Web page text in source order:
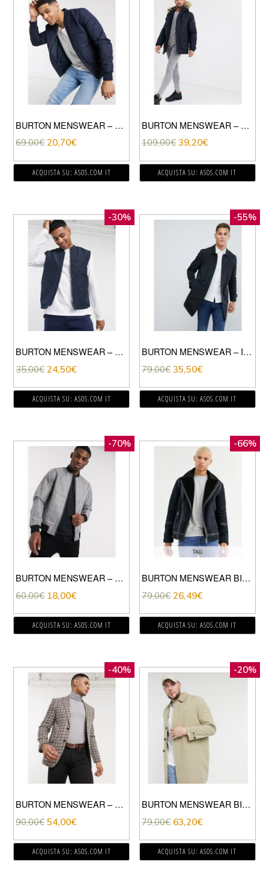
BURTON MENSWEAR – BOMBER MULTITASCHE IN TESSUTO RICICLATO BLU NAVY
69,00€ 20,70€
ACQUISTA SU: ASOS.COM IT
BURTON MENSWEAR – PARKA BLU NAVY SCURO-NERO
109,00€ 39,20€
ACQUISTA SU: ASOS.COM IT
-30%
BURTON MENSWEAR – SMANICATO STILE BOMBER BLU NAVY
35,00€ 24,50€
ACQUISTA SU: ASOS.COM IT
-55%
BURTON MENSWEAR – IMPERMEABILE NERO
79,00€ 35,50€
ACQUISTA SU: ASOS.COM IT
-70%
BURTON MENSWEAR – BOMBER GRIGIO A QUADRI
60,00€ 18,00€
ACQUISTA SU: ASOS.COM IT
-66%
BURTON MENSWEAR BIG & TALL – GIACCA IN MONTONE BLU NAVY SCURO-NERO
79,00€ 26,49€
ACQUISTA SU: ASOS.COM IT
-40%
BURTON MENSWEAR – GIACCA SKINNY A QUADRI MARRONE E BLU NAVY
90,00€ 54,00€
ACQUISTA SU: ASOS.COM IT
-20%
BURTON MENSWEAR BIG & TALL – IMPERMEABILE COLOR CUOIO-MARRONE
79,00€ 63,20€
ACQUISTA SU: ASOS.COM IT